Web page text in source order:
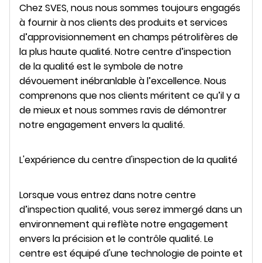
Chez SVES, nous nous sommes toujours engagés
à fournir à nos clients des produits et services
d’approvisionnement en champs pétrolifères de
la plus haute qualité. Notre centre d’inspection
de la qualité est le symbole de notre
dévouement inébranlable à l’excellence. Nous
comprenons que nos clients méritent ce qu’il y a
de mieux et nous sommes ravis de démontrer
notre engagement envers la qualité.
L'expérience du centre d'inspection de la qualité
Lorsque vous entrez dans notre centre
d’inspection qualité, vous serez immergé dans un
environnement qui reflète notre engagement
envers la précision et le contrôle qualité. Le
centre est équipé d'une technologie de pointe et